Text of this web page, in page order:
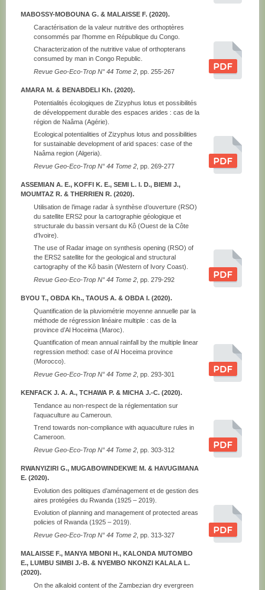
MABOSSY-MOBOUNA G. & MALAISSE F. (2020).
Caractérisation de la valeur nutritive des orthoptères
consommés par l’homme en République du Congo.
Characterization of the nutritive value of orthopterans
consumed by man in Congo Republic.
Revue Geo-Eco-Trop N° 44 Tome 2 , pp. 255-267
AMARA M. & BENABDELI Kh. (2020).
Potentialités écologiques de Zizyphus lotus et possibilités
de développement durable des espaces arides : cas de la
région de Naâma (Agérie).
Ecological potentialities of Zizyphus lotus and possibilities
for sustainable development of arid spaces: case of the
Naâma region (Algeria).
Revue Geo-Eco-Trop N° 44 Tome 2 , pp. 269-277
ASSEMIAN A. E., KOFFI K. E., SEMI L. I. D., BIEMI J.,
MOUMTAZ R. & THERRIEN R. (2020).
Utilisation de l’image radar à synthèse d’ouverture (RSO)
du satellite ERS2 pour la cartographie géologique et
structurale du bassin versant du Kô (Ouest de la Côte
d’Ivoire).
The use of Radar image on synthesis opening (RSO) of
the ERS2 satellite for the geological and structural
cartography of the Kô basin (Western of Ivory Coast).
Revue Geo-Eco-Trop N° 44 Tome 2 , pp. 279-292
BYOU T., OBDA Kh., TAOUS A. & OBDA I. (2020).
Quantification de la pluviométrie moyenne annuelle par la
méthode de régression linéaire multiple : cas de la
province d’Al Hoceima (Maroc).
Quantification of mean annual rainfall by the multiple linear
regression method: case of Al Hoceima province
(Morocco).
Revue Geo-Eco-Trop N° 44 Tome 2 , pp. 293-301
KENFACK J. A. A., TCHAWA P. & MICHA J.-C. (2020).
Tendance au non-respect de la réglementation sur
l’aquaculture au Cameroun.
Trend towards non-compliance with aquaculture rules in
Cameroon.
Revue Geo-Eco-Trop N° 44 Tome 2 , pp. 303-312
RWANYIZIRI G., MUGABOWINDEKWE M. & HAVUGIMANA
E. (2020).
Evolution des politiques d’aménagement et de gestion des
aires protégées du Rwanda (1925 – 2019).
Evolution of planning and management of protected areas
policies of Rwanda (1925 – 2019).
Revue Geo-Eco-Trop N° 44 Tome 2 , pp. 313-327
MALAISSE F., MANYA MBONI H., KALONDA MUTOMBO
E., LUMBU SIMBI J.-B. & NYEMBO NKONZI KALALA L.
(2020).
On the alkaloid content of the Zambezian dry evergreen